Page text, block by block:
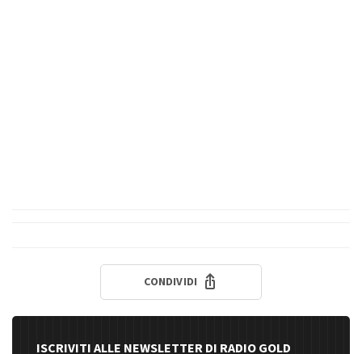
CONDIVIDI
ISCRIVITI ALLE NEWSLETTER DI RADIO GOLD